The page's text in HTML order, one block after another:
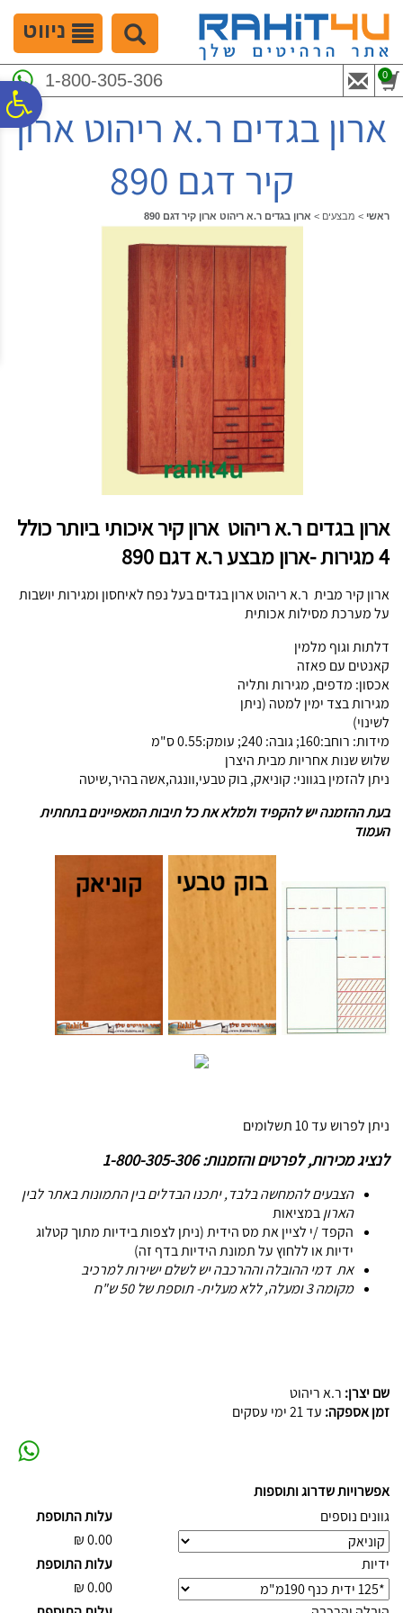
נגישות
המרכזי
ניווט
1-800-305-306 0
ארון בגדים ר.א ריהוט ארון
קיר דגם 890
ראשי > מבצעים > ארון בגדים ר.א ריהוט ארון קיר דגם 890
ארון בגדים ר.א ריהוט ארון קיר איכותי ביותר כולל
4 מגירות -ארון מבצע ר.א דגם 890
ארון קיר מבית ר.א ריהוט ארון בגדים בעל נפח לאיחסון ומגירות יושבות
על מערכת מסילות אכותית
דלתות וגוף מלמין
קאנטים עם פאזה
אכסון: מדפים, מגירות ותליה
מגירות בצד ימין למטה (ניתן
לשינוי)
מידות: רוחב:160; גובה: 240; עומק:0.55 ס"מ
שלוש שנות אחריות מבית היצרן
ניתן להזמין בגווני: קוניאק, בוק טבעי,וונגה,אשה בהיר,שיטה
בעת ההזמנה יש להקפיד ולמלא את כל תיבות המאפיינים בתחתית
העמוד
ניתן לפרוש עד 10 תשלומים
לנציג מכירות, לפרטים והזמנות: 1-800-305-306
הצבעים להמחשה בלבד, יתכנו הבדלים בין התמונות באתר לבין
הארוןבמציאות
הקפד /י לציין את מס הידית (ניתן לצפות בידיות מתוך קטלוג
ידיות או ללחוץ על תמונת הידיות בדף זה)
את דמי ההובלה וההרכבה יש לשלם ישירות למרכיב
מקומה 3 ומעלה, ללא מעלית- תוספת של 50 ש"ח
שם יצרן: ר.א ריהוט
זמן אספקה: עד 21 ימי עסקים
אפשרויות שדרוג ותוספות
גוונים נוספים
עלות התוספת
0.00
₪
ידיות
עלות התוספת
0.00
₪